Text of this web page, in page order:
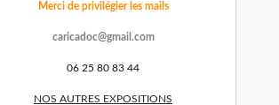
Merci de privilégier les mails
caricadoc@gmail.com
06 25 80 83 44
NOS AUTRES EXPOSITIONS